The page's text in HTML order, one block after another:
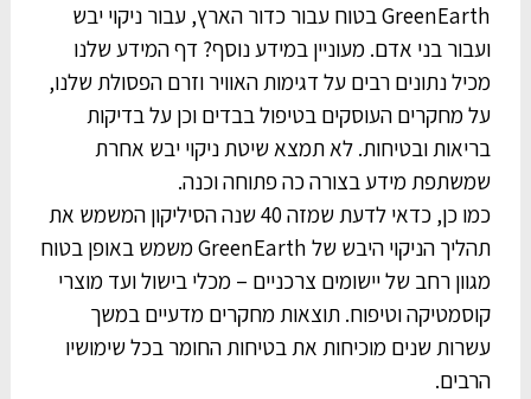
GreenEarth בטוח עבור כדור הארץ, עבור ניקוי יבש
ועבור בני אדם. מעוניין במידע נוסף? דף המידע שלנו
מכיל נתונים רבים על דגימות האוויר וזרם הפסולת שלנו,
על מחקרים העוסקים בטיפול בבדים וכן על בדיקות
בריאות ובטיחות. לא תמצא שיטת ניקוי יבש אחרת
שמשתפת מידע בצורה כה פתוחה וכנה.
כמו כן, כדאי לדעת שמזה 40 שנה הסיליקון המשמש את
תהליך הניקוי היבש של GreenEarth משמש באופן בטוח
מגוון רחב של יישומים צרכניים – מכלי בישול ועד מוצרי
קוסמטיקה וטיפוח. תוצאות מחקרים מדעיים במשך
עשרות שנים מוכיחות את בטיחות החומר בכל שימושיו
הרבים.